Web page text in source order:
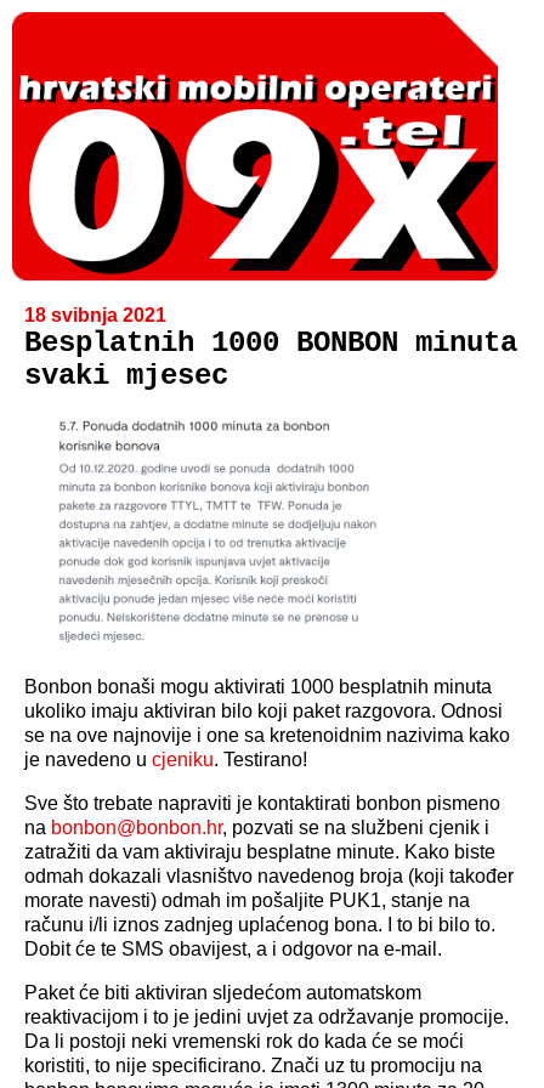
18 svibnja 2021
Besplatnih 1000 BONBON minuta
svaki mjesec
Bonbon bonaši mogu aktivirati 1000 besplatnih minuta
ukoliko imaju aktiviran bilo koji paket razgovora. Odnosi
se na ove najnovije i one sa kretenoidnim nazivima kako
je navedeno u cjeniku. Testirano!
Sve što trebate napraviti je kontaktirati bonbon pismeno
na bonbon@bonbon.hr, pozvati se na službeni cjenik i
zatražiti da vam aktiviraju besplatne minute. Kako biste
odmah dokazali vlasništvo navedenog broja (koji također
morate navesti) odmah im pošaljite PUK1, stanje na
računu i/li iznos zadnjeg uplaćenog bona. I to bi bilo to.
Dobit će te SMS obavijest, a i odgovor na e-mail.
Paket će biti aktiviran sljedećom automatskom
reaktivacijom i to je jedini uvjet za održavanje promocije.
Da li postoji neki vremenski rok do kada će se moći
koristiti, to nije specificirano. Znači uz tu promociju na